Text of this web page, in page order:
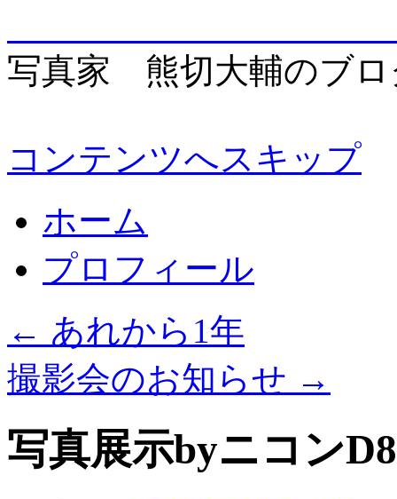
写真家 熊切大輔のブロ
コンテンツへスキップ
ホーム
プロフィール
← あれから1年
撮影会のお知らせ →
写真展示byニコン